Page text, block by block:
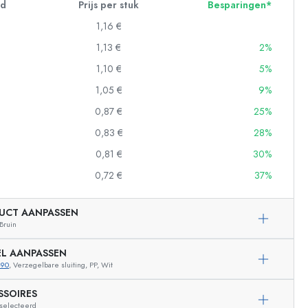
Voorbeeldige vertegenwoordiging
Prijs per stuk
Besparingen*
1,16 €
1,13 €
2%
1,10 €
5%
1,05 €
9%
0,87 €
25%
0,83 €
28%
0,81 €
30%
0,72 € 37%
AANPASSEN
Bruin
AANPASSEN
, Verzegelbare sluiting, PP, Wit